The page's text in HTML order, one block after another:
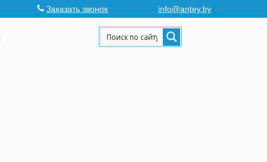
Заказать звонок info@antey.by